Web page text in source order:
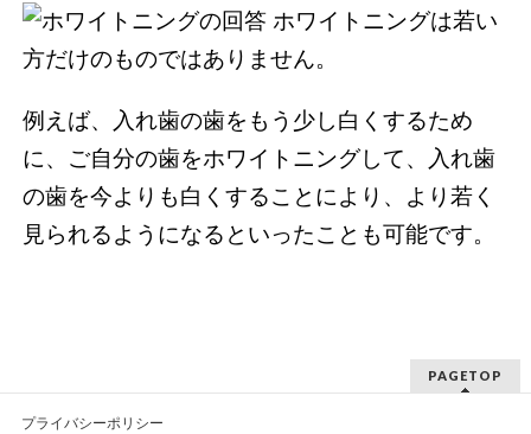
ホワイトニングは若い
方だけのものではありません。
例えば、入れ歯の歯をもう少し白くするため
に、ご自分の歯をホワイトニングして、入れ歯
の歯を今よりも白くすることにより、より若く
見られるようになるといったことも可能です。
PAGETOP
プライバシーポリシー